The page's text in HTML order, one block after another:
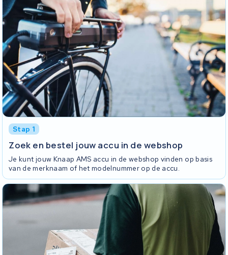
Stap 1
Zoek en bestel jouw accu in de webshop
Je kunt jouw Knaap AMS accu in de webshop vinden op basis
van de merknaam of het modelnummer op de accu.